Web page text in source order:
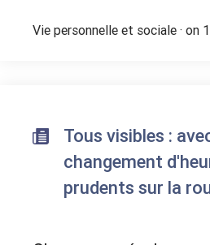
Vie personnelle et sociale · on
Tous visibles :
changement
prudents sur la